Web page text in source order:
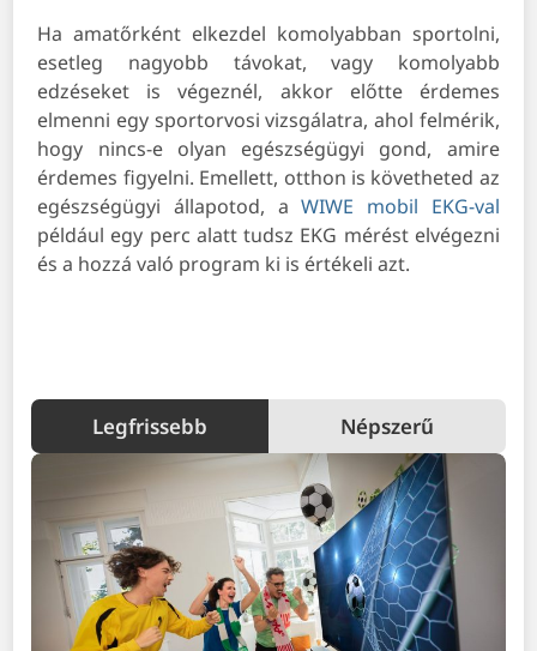
Ha amatőrként elkezdel komolyabban sportolni,
esetleg nagyobb távokat, vagy komolyabb
edzéseket is végeznél, akkor előtte érdemes
elmenni egy sportorvosi vizsgálatra, ahol felmérik,
hogy nincs-e olyan egészségügyi gond, amire
érdemes figyelni. Emellett, otthon is követheted az
egészségügyi állapotod, aWIWE mobil EKG-val
például egy perc alatt tudsz EKG mérést elvégezni
és a hozzá való program ki is értékeli azt.
Legfrissebb Népszerű